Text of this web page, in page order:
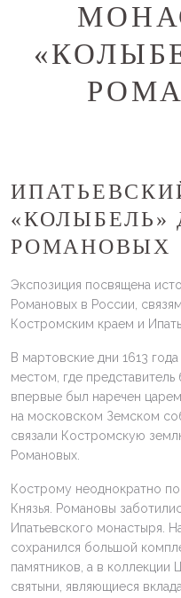
«КОЛЫБЕЛЬ»
РОМАНОВЫХ
Экспозиция посвящена
Романовых в России,
Костромским краем и
В мартовские дни 1613
местом, где
впервые был наречен
на московском Земском
связали Костромскую
Романовых.
Кострому неоднократно
Князья. Романовы
Ипатьевского монастыря.
сохранился большой
памятников, а в коллекции
святыни, являющиеся